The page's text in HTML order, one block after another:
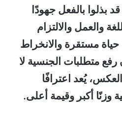
بذلوا بالفعل جهودًا
والعمل والالتزام
حياة مستقرة والانخراط
متطلبات الجنسية لا
يُعد اعترافًا
وزنًا أكبر وقيمة أعلى.